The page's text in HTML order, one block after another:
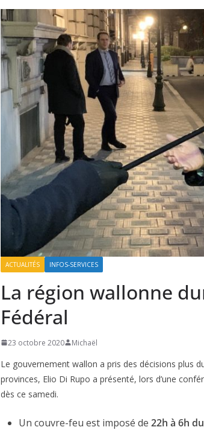
ACTUALITÉS INFOS-SERVICES
La région wallonne
Fédéral
23 octobre 2020 Michaël
Le gouvernement wallon a pris des décisions plus
provinces, Elio Di Rupo a présenté, lors d’une
dès ce samedi.
Un couvre-feu est imposé de 22h à 6h